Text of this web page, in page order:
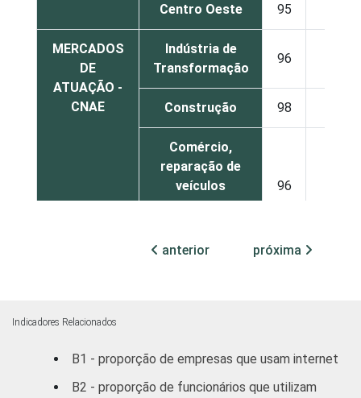
Centro Oeste 95
MERCADOS
DE
ATUAÇÃO -
CNAE
Indústria de
Transformação
96
Construção 98
Comércio,
reparação de
veículos
automotores e
96
alimentação
anterior próxima
Indicadores Relacionados
B1 - proporção de empresas que usam internet
B2 - proporção de funcionários que utilizam